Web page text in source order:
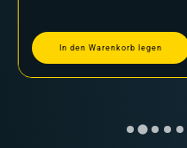
In den Warenkorb legen